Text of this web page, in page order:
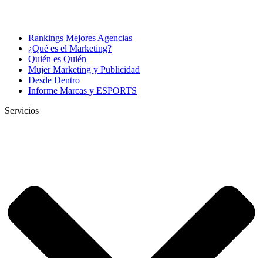
Rankings Mejores Agencias
¿Qué es el Marketing?
Quién es Quién
Mujer Marketing y Publicidad
Desde Dentro
Informe Marcas y ESPORTS
Servicios